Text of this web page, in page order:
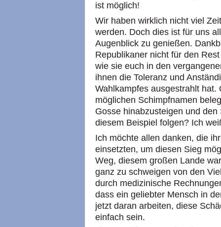
ist möglich!
Wir haben wirklich nicht viel
werden. Doch dies ist für uns
Augenblick zu genießen.
Republikaner nicht für den
wie sie euch in den
ihnen die Toleranz und
Wahlkampfes ausgestrahlt
möglichen Schimpfnamen
Gosse hinabzusteigen und
diesem Beispiel folgen? Ich
Ich möchte allen danken, die
einsetzten, um diesen Sieg
Weg, diesem großen Lande
ganz zu schweigen von den
durch medizinische
dass ein geliebter Mensch in
jetzt daran arbeiten, diese
einfach sein.